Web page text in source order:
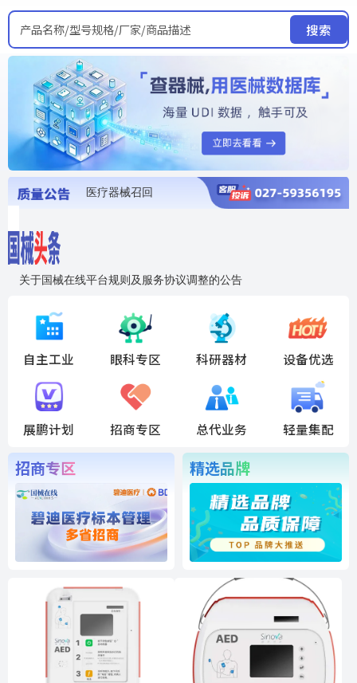
产品名称/型号规格/厂家/商品描述 搜索
医疗器械召回
关于国械在线平台规则及服务协议调整的公告
国药创研AED开启全国招商
自主工业 眼科专区 科研器材 设备优选
展鹏计划 招商专区 总代业务 轻量集配
招商专区 精选品牌